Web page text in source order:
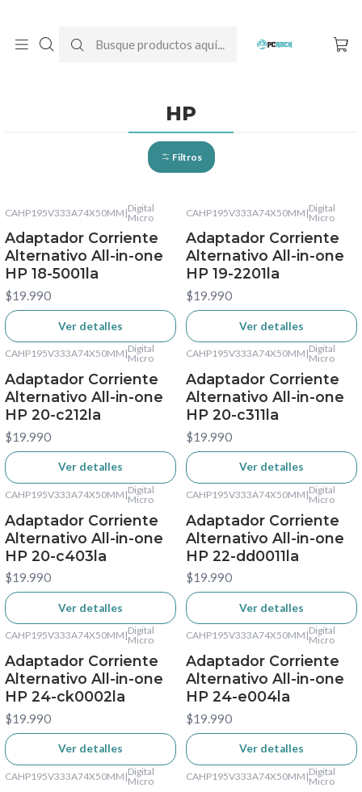
HP
Filtros
No disponible
CAHP195V333A74X50MM |Digital
Micro
Adaptador Corriente
Alternativo All-in-one
HP 18-5001la
$19.990
Ver detalles
No disponible
CAHP195V333A74X50MM |Digital
Micro
Adaptador Corriente
Alternativo All-in-one
HP 19-2201la
$19.990
Ver detalles
No disponible
CAHP195V333A74X50MM |Digital
Micro
Adaptador Corriente
Alternativo All-in-one
HP 20-c212la
$19.990
Ver detalles
No disponible
CAHP195V333A74X50MM |Digital
Micro
Adaptador Corriente
Alternativo All-in-one
HP 20-c311la
$19.990
Ver detalles
No disponible
CAHP195V333A74X50MM |Digital
Micro
Adaptador Corriente
Alternativo All-in-one
HP 20-c403la
$19.990
Ver detalles
No disponible
CAHP195V333A74X50MM |Digital
Micro
Adaptador Corriente
Alternativo All-in-one
HP 22-dd0011la
$19.990
Ver detalles
No disponible
CAHP195V333A74X50MM |Digital
Micro
Adaptador Corriente
Alternativo All-in-one
HP 24-ck0002la
$19.990
Ver detalles
No disponible
CAHP195V333A74X50MM |Digital
Micro
Adaptador Corriente
Alternativo All-in-one
HP 24-e004la
$19.990
Ver detalles
No disponible
CAHP195V333A74X50MM |Digital
Micro
No disponible
CAHP195V333A74X50MM |Digital
Micro